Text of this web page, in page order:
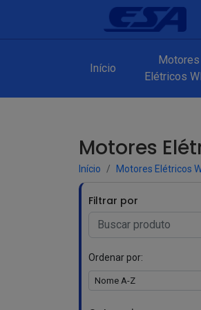
Início
Motores
Elétricos
Motores
Início Motores Elétricos
Filtrar por
Ordenar por: